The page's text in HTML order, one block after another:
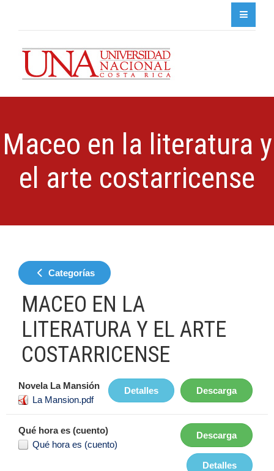
Maceo en la literatura y
el arte costarricense
Categorías
MACEO EN LA
LITERATURA Y EL ARTE
COSTARRICENSE
Novela La Mansión
La Mansion.pdf
Descarga
Detalles
Qué hora es (cuento)
Qué hora es (cuento)
Descarga
Detalles